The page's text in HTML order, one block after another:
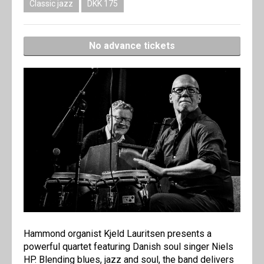
Classic jazz DKK 175
No advance tickets
Hammond organist Kjeld Lauritsen presents a
powerful quartet featuring Danish soul singer Niels
HP. Blending blues, jazz and soul, the band delivers